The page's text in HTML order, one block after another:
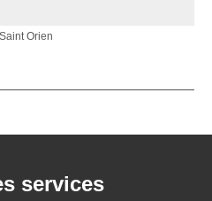
Orien
services